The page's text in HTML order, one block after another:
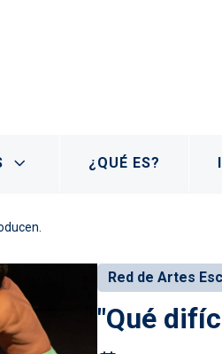
¿QUÉ ES?
Red de Artes
"Qué